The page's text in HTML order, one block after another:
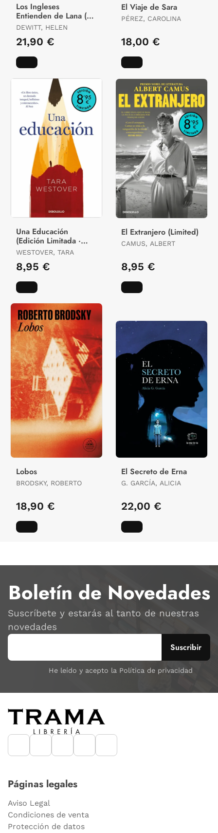
Los Ingleses
Entienden de Lana (Y
Otros Trucos)
DEWITT, HELEN
21,90 €
El Viaje de Sara
PÉREZ, CAROLINA
18,00 €
Una Educación
(Edición Limitada ·
Verano)
WESTOVER, TARA
8,95 €
El Extranjero (Limited)
CAMUS, ALBERT
8,95 €
Lobos
BRODSKY, ROBERTO
18,90 €
El Secreto de Erna
G. GARCÍA, ALICIA
22,00 €
Boletín de Novedades
Suscríbete y estarás al tanto de nuestras
novedades
He leído y acepto la Política de privacidad
Páginas legales
Aviso Legal
Condiciones de venta
Protección de datos